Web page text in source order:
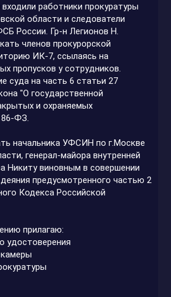
работники прокуратуры
области и следователи
России. Гр-н Легионов Н.
членов прокурорской
ИК-7, ссылаясь на
пропусков у сотрудников.
суда на часть 6 статьи 27
"О государственной
и охраняемых
ФЗ.
начальника УФСИН по г.Москве
генерал-майора внутренней
Никиту виновным в совершении
предусмотренного частью 2
Кодекса Российской
прилагаю:
удостоверения